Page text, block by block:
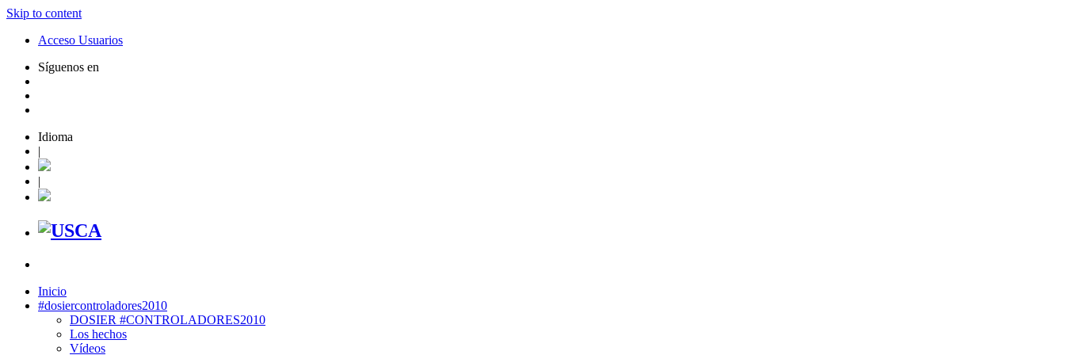
Skip to content
Acceso Usuarios
Síguenos en
Idioma
|
|
Inicio
#dosiercontroladores2010
DOSIER #CONTROLADORES2010
Los hechos
Vídeos